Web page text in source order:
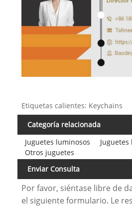
Etiquetas calientes: Keychains
Categoría relacionada
Juguetes luminosos
Juguetes
Otros juguetes
Enviar Consulta
Por favor, siéntase libre de
el siguiente formulario. Le